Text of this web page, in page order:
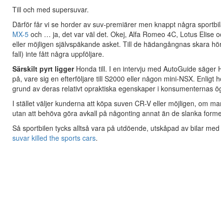
Till och med supersuvar.
Därför får vi se horder av suv-premiärer men knappt några
MX-5 och … ja, det var väl det. Okej, Alfa Romeo 4C, Lotus Elise
eller möjligen självspäkande asket. Till de hädangångnas skara
fall) inte fått några uppföljare.
Särskilt pyrt liggerHonda till. I en intervju med AutoGuide säger
på, vare sig en efterföljare till S2000 eller någon mini-NSX.
grund av deras relativt opraktiska egenskaper i konsumenternas
I stället väljer kunderna att köpa suven CR-V eller möjligen, om
utan att behöva göra avkall på någonting annat än de slanka
Så sportbilen tycks alltså vara på utdöende, utskåpad av bilar
suvar killed the sports cars.